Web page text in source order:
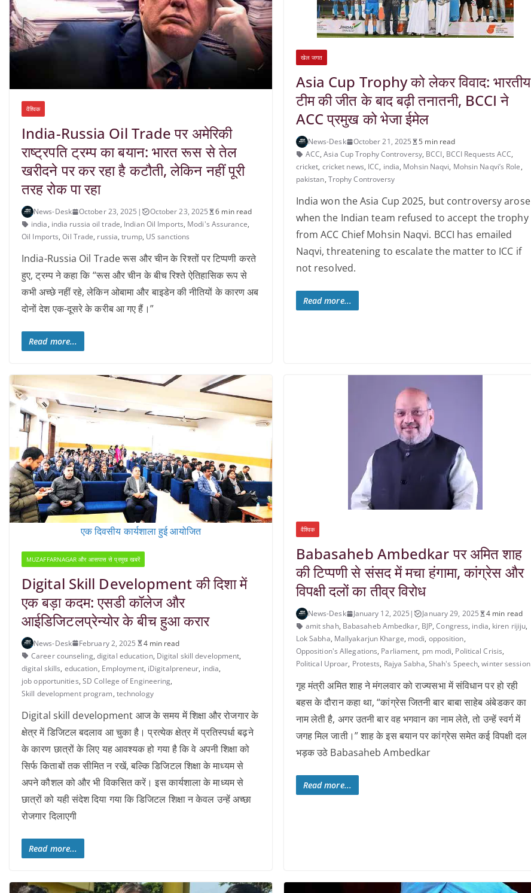
वैश्विक
India-Russia Oil Trade पर अमेरिकी
राष्ट्रपति ट्रम्प का बयान: भारत रूस से तेल
खरीदने पर कर रहा है कटौती, लेकिन नहीं पूरी
तरह रोक पा रहा
News-Desk October 23, 2025 | October 23, 2025
6 min read
india, india russia oil trade, Indian Oil Imports, Modi's Assurance,
Oil Imports,Oil Trade, russia,trump, US sanctions
India-Russia Oil Trade रूस और चीन के रिश्तों पर टिप्पणी करते
हुए, ट्रम्प ने कहा कि “रूस और चीन के बीच रिश्ते ऐतिहासिक रूप से
कभी अच्छे नहीं रहे, लेकिन ओबामा और बाइडेन की नीतियों के कारण अब
दोनों देश एक-दूसरे के करीब आ गए हैं।”
Read more...
खेल जगत
Asia Cup Trophy को लेकर विवाद: भारतीय
टीम की जीत के बाद बढ़ी तनातनी, BCCI ने
ACC प्रमुख को भेजा ईमेल
News-Desk October 21, 2025
5 min read
ACC,Asia Cup Trophy Controversy, BCCI, BCCI Requests ACC,
cricket, cricket news, ICC, india, Mohsin Naqvi, Mohsin Naqvi’s Role,
pakistan, Trophy Controversy
India won the Asia Cup 2025, but controversy arose
when the Indian team refused to accept the trophy
from ACC Chief Mohsin Naqvi. BCCI has emailed
Naqvi, threatening to escalate the matter to ICC if
not resolved.
Read more...
एक दिवसीय कार्यशाला हुई आयोजित
MUZAFFARNAGAR और आसपास से प्रमुख खबरें
Digital Skill Development की दिशा में
एक बड़ा कदम: एसडी कॉलेज और
आईडिजिटलप्रेन्योर के बीच हुआ करार
News-Desk February 2, 2025
4 min read
Career counseling, digital education, Digital skill development,
digital skills, education, Employment, iDigitalpreneur, india,
job opportunities, SD College of Engineering,
Skill development program, technology
Digital skill development आज के समय में शिक्षा और रोजगार के
क्षेत्र में डिजिटल बदलाव आ चुका है। प्रत्येक क्षेत्र में प्रतिस्पर्धा बढ़ने
के कारण छात्रों के लिए यह आवश्यक हो गया है कि वे अपनी शिक्षा को
सिर्फ किताबों तक सीमित न रखें, बल्कि डिजिटल शिक्षा के माध्यम से
अपने कौशल को और भी विकसित करें। इस कार्यशाला के माध्यम से
छात्रों को यही संदेश दिया गया कि डिजिटल शिक्षा न केवल उन्हें अच्छा
रोजगार दिलाएगी
Read more...
वैश्विक
Babasaheb Ambedkar पर अमित शाह
की टिप्पणी से संसद में मचा हंगामा, कांग्रेस और
विपक्षी दलों का तीव्र विरोध
News-Desk January 12, 2025 | January 29, 2025
4 min read
amit shah, Babasaheb Ambedkar, BJP,Congress, india, kiren rijiju,
Lok Sabha, Mallyakarjun Kharge, modi, opposition,
Opposition's Allegations, Parliament, pm modi, Political Crisis,
Political Uproar, Protests, Rajya Sabha, Shah's Speech,winter session
गृह मंत्री अमित शाह ने मंगलवार को राज्यसभा में संविधान पर हो रही
बहस के दौरान कहा था, “कांग्रेस जितनी बार बाबा साहेब अंबेडकर का
नाम लेती है, अगर उतनी बार वह भगवान का नाम लेते, तो उन्हें स्वर्ग में
जगह मिल जाती।” शाह के इस बयान पर कांग्रेस समेत कई विपक्षी दल
भड़क उठे Babasaheb Ambedkar
Read more...